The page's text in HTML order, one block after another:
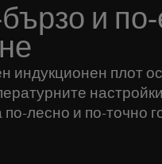
и
индукционен плот
по-лесно и по-точно